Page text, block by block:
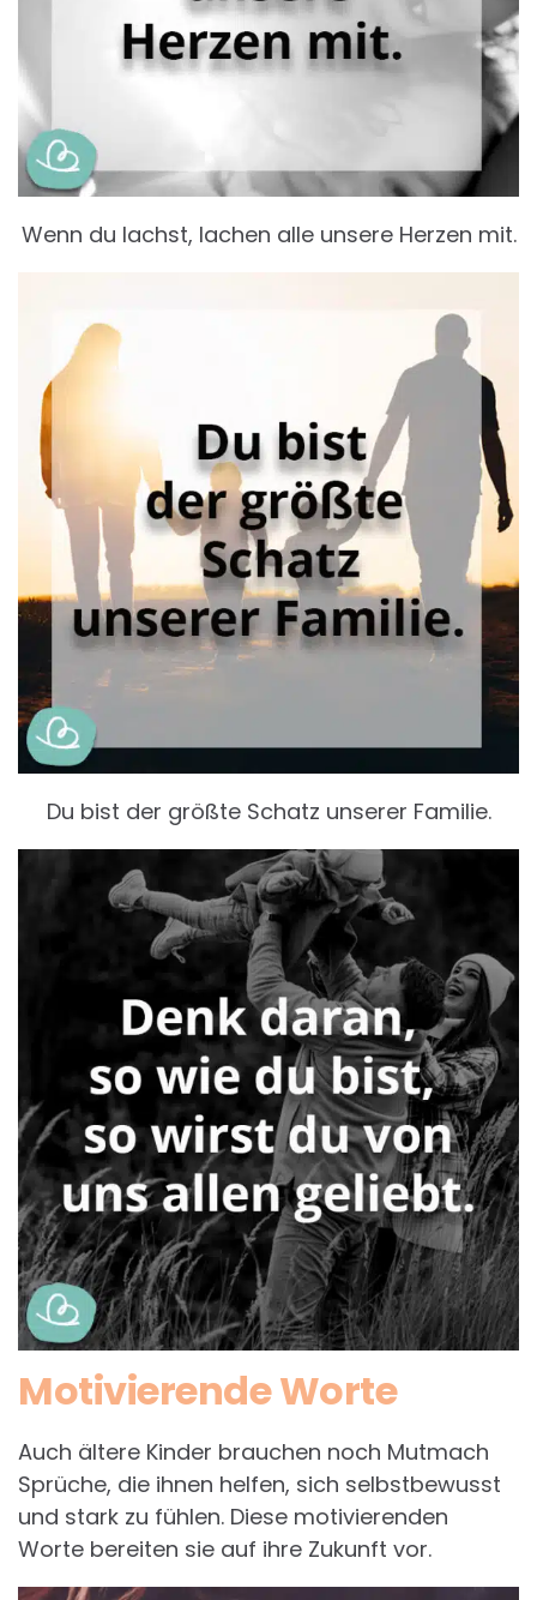
Wenn du lachst, lachen alle unsere Herzen mit.
Du bist der größte Schatz unserer Familie.
Motivierende Worte
Auch ältere Kinder brauchen noch Mutmach
Sprüche, die ihnen helfen, sich selbstbewusst
und stark zu fühlen. Diese motivierenden
Worte bereiten sie auf ihre Zukunft vor.